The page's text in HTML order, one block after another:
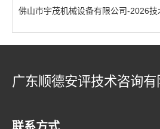
佛山市宇茂机械设备有限公司-2026技
广东顺德安评技术咨询有
联系方式